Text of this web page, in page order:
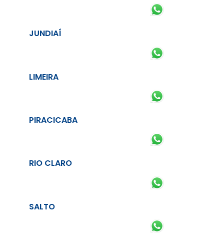
JUNDIAÍ
LIMEIRA
PIRACICABA
RIO CLARO
SALTO